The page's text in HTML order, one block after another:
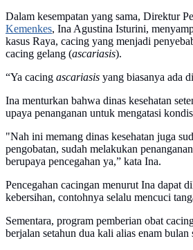
Dalam kesempatan yang sama, Direktur
Kemenkes, Ina Agustina Isturini,
kasus Raya, cacing yang menjadi
cacing gelang (ascariasis).
“Ya cacing ascariasis yang biasanya ada
Ina menturkan bahwa dinas kesehatan
upaya penanganan untuk mengatasi
"Nah ini memang dinas kesehatan juga
pengobatan, sudah melakukan
berupaya pencegahan ya,” kata Ina.
Pencegahan cacingan menurut Ina dapat
kebersihan, contohnya selalu mencuci
Sementara, program pemberian obat
berjalan setahun dua kali alias enam bulan